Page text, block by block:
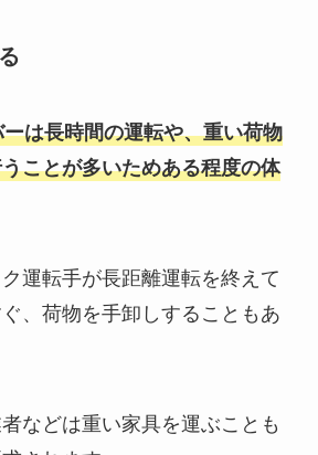
は長時間の運転や、重い荷物
ことが多いためある程度の体
運転手が長距離運転を終えて
、荷物を手卸しすることもあ
などは重い家具を運ぶことも